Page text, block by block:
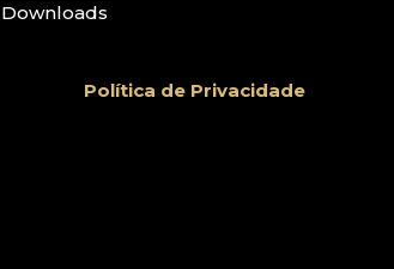
Downloads
Política de Privacidade